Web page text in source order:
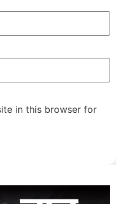
in this browser for